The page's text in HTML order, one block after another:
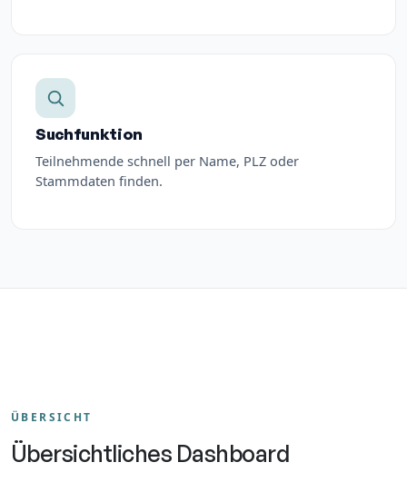
Suchfunktion
Teilnehmende schnell per Name, PLZ oder
Stammdaten finden.
ÜBERSICHT
Übersichtliches Dashboard